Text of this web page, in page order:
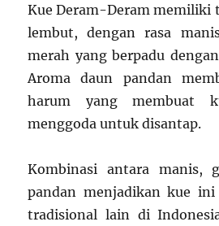
Kue Deram-Deram memiliki
lembut, dengan rasa
merah yang berpadu
Aroma daun pandan
harum yang membuat
menggoda untuk disantap.
Kombinasi antara manis,
pandan menjadikan kue
tradisional lain di